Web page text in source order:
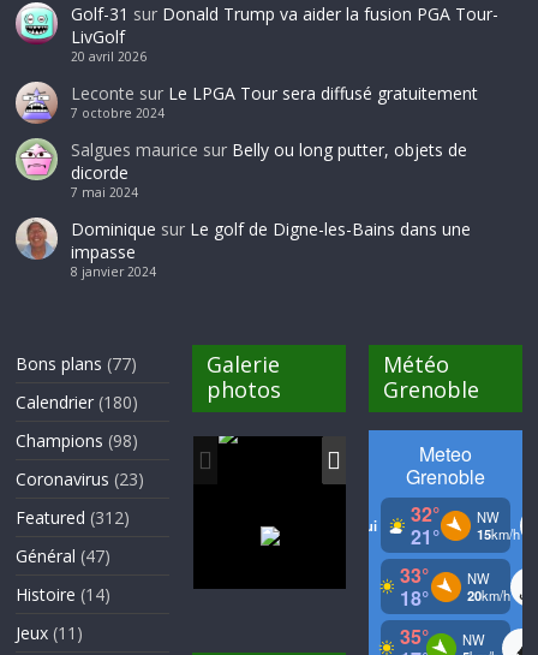
Golf-31 sur Donald Trump va aider la fusion PGA Tour-
LivGolf
20 avril 2026
Leconte sur Le LPGA Tour sera diffusé gratuitement
7 octobre 2024
Salgues maurice sur Belly ou long putter, objets de
dicorde
7 mai 2024
Dominique sur Le golf de Digne-les-Bains dans une
impasse
8 janvier 2024
Bons plans (77)
Calendrier (180)
Champions (98)
Coronavirus (23)
Featured (312)
Général (47)
Histoire (14)
Jeux (11)
Galerie
photos
Météo
Grenoble